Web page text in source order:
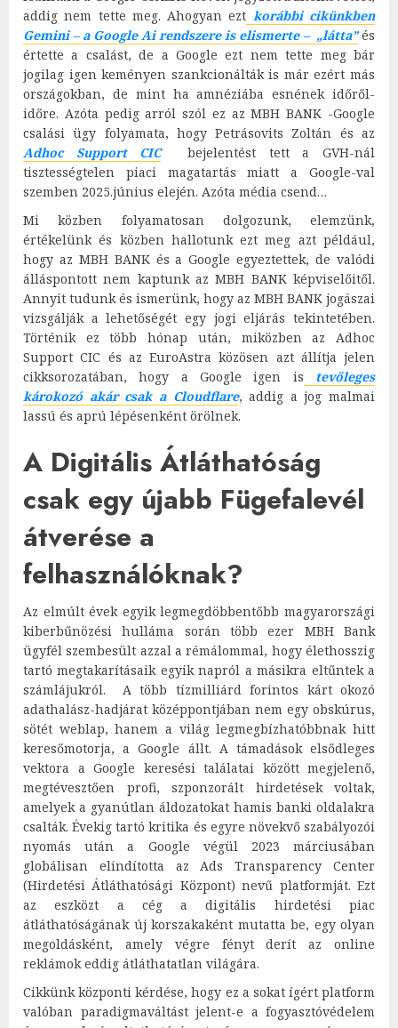
addig nem tette meg. Ahogyan ezt korábbi cikünkben
Gemini – a Google Ai rendszere is elismerte – „látta”és
értette a csalást, de a Google ezt nem tette meg bár
jogilag igen keményen szankcionálták is már ezért más
országokban, de mint ha amnéziába esnének időről-
időre. Azóta pedig arról szól ez az MBH BANK -Google
csalási ügy folyamata, hogy Petrásovits Zoltán és az
Adhoc Support CICbejelentést tett a GVH-nál
tisztességtelen piaci magatartás miatt a Google-val
szemben 2025.június elején. Azóta média csend…
Mi közben folyamatosan dolgozunk, elemzünk,
értékelünk és közben hallotunk ezt meg azt például,
hogy az MBH BANK és a Google egyeztettek, de valódi
álláspontott nem kaptunk az MBH BANK képviselőitől.
Annyit tudunk és ismerünk, hogy az MBH BANK jogászai
vizsgálják a lehetőségét egy jogi eljárás tekintetében.
Történik ez több hónap után, miközben az Adhoc
Support CIC és az EuroAstra közösen azt állítja jelen
cikksorozatában, hogy a Google igen is tevőleges
károkozó akár csak a Cloudflare, addig a jog malmai
lassú és aprú lépésenként örölnek.
A Digitális Átláthatóság
csak egy újabb Fügefalevél
átverése a
felhasználóknak?
Az elmúlt évek egyik legmegdöbbentőbb magyarországi
kiberbűnözési hulláma során több ezer MBH Bank
ügyfél szembesült azzal a rémálommal, hogy élethosszig
tartó megtakarításaik egyik napról a másikra eltűntek a
számlájukról. A több tízmilliárd forintos kárt okozó
adathalász-hadjárat középpontjában nem egy obskúrus,
sötét weblap, hanem a világ legmegbízhatóbbnak hitt
keresőmotorja, a Google állt. A támadások elsődleges
vektora a Google keresési találatai között megjelenő,
megtévesztően profi, szponzorált hirdetések voltak,
amelyek a gyanútlan áldozatokat hamis banki oldalakra
csalták. Évekig tartó kritika és egyre növekvő szabályozói
nyomás után a Google végül 2023 márciusában
globálisan elindította az Ads Transparency Center
(Hirdetési Átláthatósági Központ) nevű platformját. Ezt
az eszközt a cég a digitális hirdetési piac
átláthatóságának új korszakaként mutatta be, egy olyan
megoldásként, amely végre fényt derít az online
reklámok eddig átláthatatlan világára.
Cikkünk központi kérdése, hogy ez a sokat ígért platform
valóban paradigmaváltást jelent-e a fogyasztóvédelem